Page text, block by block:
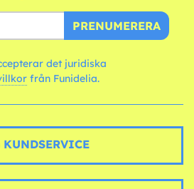
PRENUMERERA
det juridiska
från Funidelia.
KUNDSERVICE